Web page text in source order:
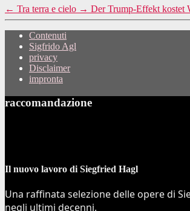
← Tra terra e cielo → Der Trump-Effekt kostet
Contenuti
Sigfrido Agl
privacy
Disclaimer
impronta
raccomandazione
Il nuovo lavoro di Siegfried Hagl
Una raffinata selezione delle opere di
negli ultimi decenni.